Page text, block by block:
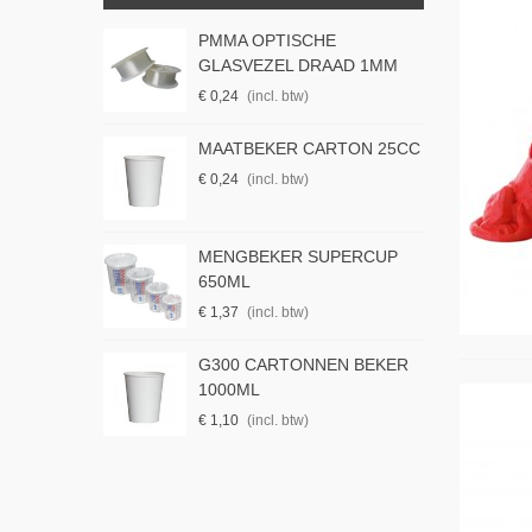
PMMA OPTISCHE
GLASVEZEL DRAAD 1MM
€ 0,24 (incl. btw)
MAATBEKER CARTON 25CC
€ 0,24 (incl. btw)
MENGBEKER SUPERCUP
650ML
€ 1,37 (incl. btw)
G300 CARTONNEN BEKER
1000ML
€ 1,10 (incl. btw)
€